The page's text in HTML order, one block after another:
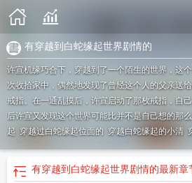
有穿越到白蛇缘起世界剧情的
许宣机缘巧合下，穿越到了一个陌生的世界，这
次收拾家中，偶然地发现了曾经这个人的父亲送
戒指。在一通乱摸后，许宣启动了那枚戒指，自
后许宣又发现这个世界可能比并不是自己想的那
起 穿越过白蛇缘起位面的 穿越白蛇缘起的小清
从白蛇传开始 从白蛇缘起开始修仙 从白
穿越
有穿越到白蛇缘起世界剧情的最新章